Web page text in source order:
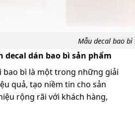
Mẫu decal bao
dán bao bì sản phẩm
bao bì là một trong những giải
quả, tạo niềm tin cho sản
rộng rãi với khách hàng,